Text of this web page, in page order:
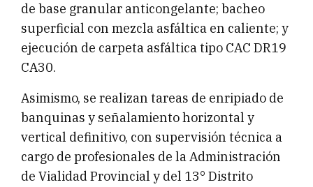
de base granular anticongelante; bacheo
superficial con mezcla asfáltica en caliente; y
ejecución de carpeta asfáltica tipo CAC DR19
CA30.
Asimismo, se realizan tareas de enripiado de
banquinas y señalamiento horizontal y
vertical definitivo, con supervisión técnica a
cargo de profesionales de la Administración
de Vialidad Provincial y del 13° Distrito